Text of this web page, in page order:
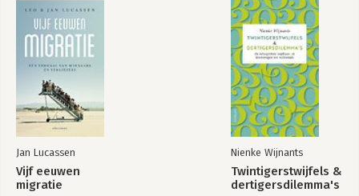
Bekijk alle boeken
Jan Lucassen
Vijf eeuwen
migratie
Nienke Wijnants
Twintigerstwijfels &
dertigersdilemma's